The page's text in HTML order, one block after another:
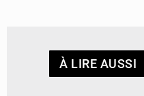
À LIRE AUSSI